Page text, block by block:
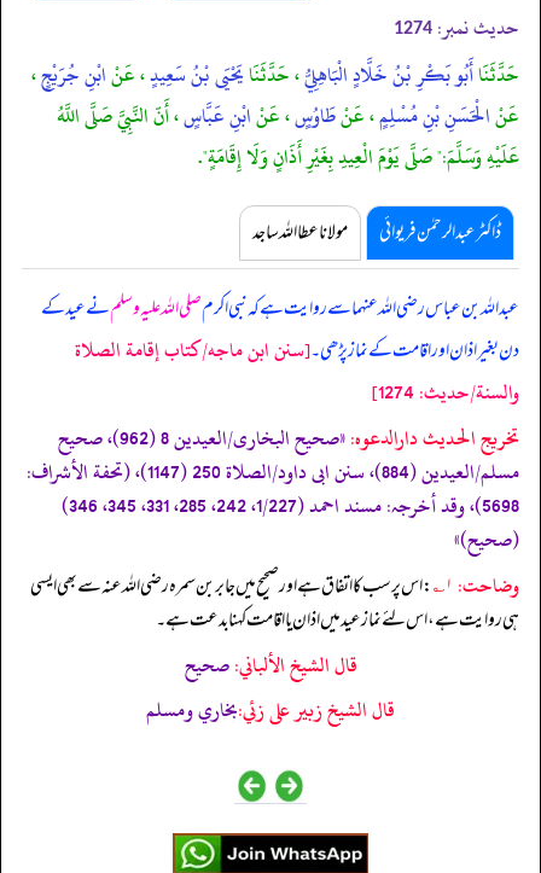
حدیث نمبر: 1274
حَدَّثَنَاأَبُو بَكْرِ بْنُ خَلَّادٍ الْبَاهِلِيُّ، حَدَّثَنَايَحْيَى بْنُ سَعِيدٍ، عَنْابْنِ جُرَيْجٍ،
عَنْالْحَسَنِ بْنِ مُسْلِمٍ، عَنْطَاوُسٍ، عَنْابْنِ عَبَّاسٍ، أَنّ النَّبِيَّ صَلَّى اللَّهُ
عَلَيْهِ وَسَلَّمَ:" صَلَّى يَوْمَ الْعِيدِ بِغَيْرِ أَذَانٍ وَلَا إِقَامَةٍ".
ڈاکٹر عبدالرحمٰن فریوائی مولانا عطا اللہ ساجد
عبداللہ بن عباس رضی اللہ عنہما سے روایت ہے کہنبی اکرمصلی اللہ علیہ وسلمنے عید کے
دن بغیر اذان اور اقامت کے نماز پڑھی۔[سنن ابن ماجه/كتاب إقامة الصلاة
والسنة/حدیث: 1274]
تخریج الحدیث دارالدعوہ:
«‏‏‏‏صحیح البخاری/العیدین 8 (962)، صحیح
مسلم/العیدین (884)، سنن ابی داود/الصلاة 250 (1147)، (تحفة الأشراف:
5698)، وقد أخرجہ: مسند احمد (1/227، 242، 285، 331، 345، 346)
(صحیح)»
وضاحت: ۱؎ : اس پر سب کا اتفاق ہے اور صحیح میں جابر بن سمرہ رضی اللہ عنہ سے بھی ایسی
ہی روایت ہے، اس لئے نماز عید میں اذان یا اقامت کہنا بدعت ہے۔
قال الشيخ الألباني:صحيح
قال الشيخ زبير على زئي:بخاري ومسلم